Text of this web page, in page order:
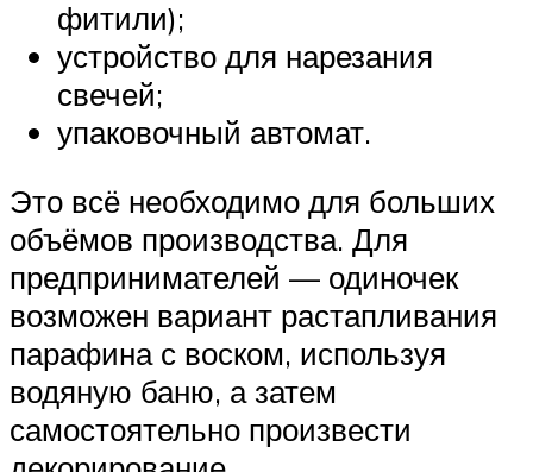
фитили);
устройство для нарезания
свечей;
упаковочный автомат.
Это всё необходимо для больших
объёмов производства. Для
предпринимателей — одиночек
возможен вариант растапливания
парафина с воском, используя
водяную баню, а затем
самостоятельно произвести